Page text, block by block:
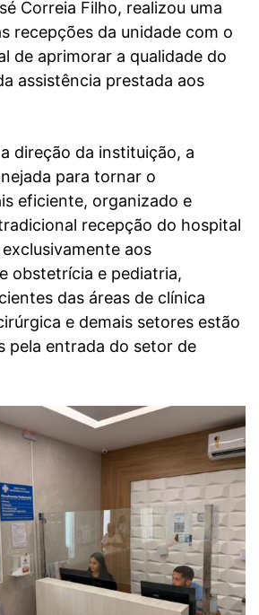
Correia Filho, realizou uma
recepções da unidade com o
de aprimorar a qualidade do
assistência prestada aos
direção da instituição, a
para tornar o
eficiente, organizado e
recepção do hospital
aos
obstetrícia e pediatria,
das áreas de clínica
e demais setores estão
pela entrada do setor de